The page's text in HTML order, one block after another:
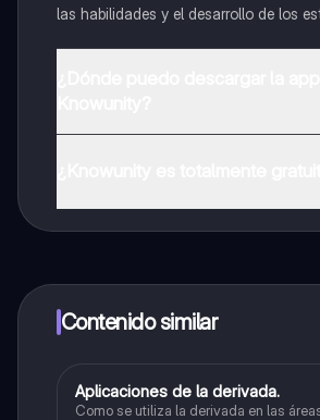
las habilidades y el desarrollo de los
a determinadas funciones.
Contenido similar
ACálculo diferencial
Aplicaciones de la derivada.
Como se utiliza la derivada en las